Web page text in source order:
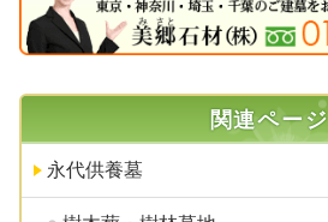
関連ページ
永代供養墓